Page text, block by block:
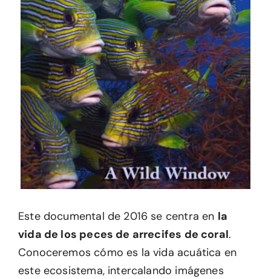
Este documental de 2016 se centra en la
vida de los peces de arrecifes de coral.
Conoceremos cómo es la vida acuática en
este ecosistema, intercalando imágenes